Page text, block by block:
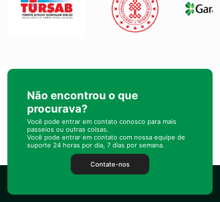
Não encontrou o que
procurava?
Você pode entrar em contato conosco para mais
passeios ou outras coisas.
Você pode entrar em contato com nossa equipe de
suporte 24 horas por dia, 7 dias por semana.
Contate-nos